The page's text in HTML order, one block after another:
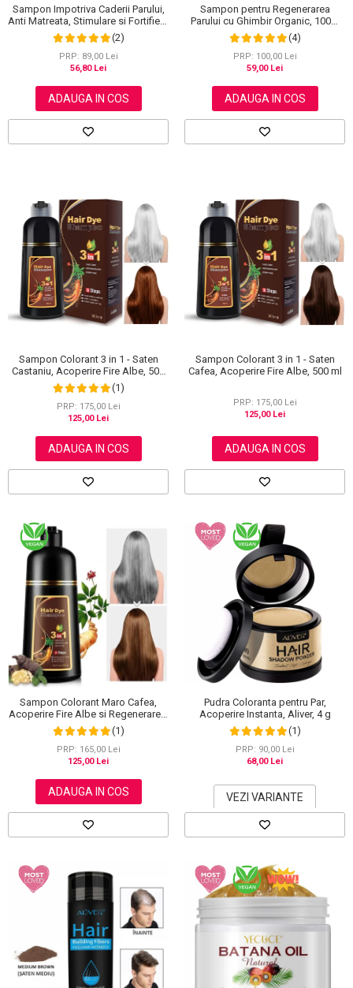
Sampon Impotriva Caderii Parului,
Anti Matreata, Stimulare si Fortifiere
cu Rozmarin Organic, 100% Natural,
Aliver 60 g
(2)
PRP: 89,00 Lei
56,80 Lei
ADAUGA IN COS
Sampon pentru Regenerarea
Parului cu Ghimbir Organic, 100%
Natural, 60 g(4)
PRP: 100,00 Lei
59,00 Lei
ADAUGA IN COS
Sampon Colorant 3 in 1 - Saten
Castaniu, Acoperire Fire Albe, 500
ml
(1)
PRP: 175,00 Lei
125,00 Lei
ADAUGA IN COS
Sampon Colorant 3 in 1 - Saten
Cafea, Acoperire Fire Albe, 500 ml
PRP: 175,00 Lei
125,00 Lei
ADAUGA IN COS
Sampon Colorant Maro Cafea,
Acoperire Fire Albe si Regenerare 3
in 1, #4 Coffee, 500 ml
(1)
PRP: 165,00 Lei
125,00 Lei
ADAUGA IN COS
Pudra Coloranta pentru Par,
Acoperire Instanta, Aliver, 4 g
(1)
PRP: 90,00 Lei
68,00 Lei
VEZI VARIANTE